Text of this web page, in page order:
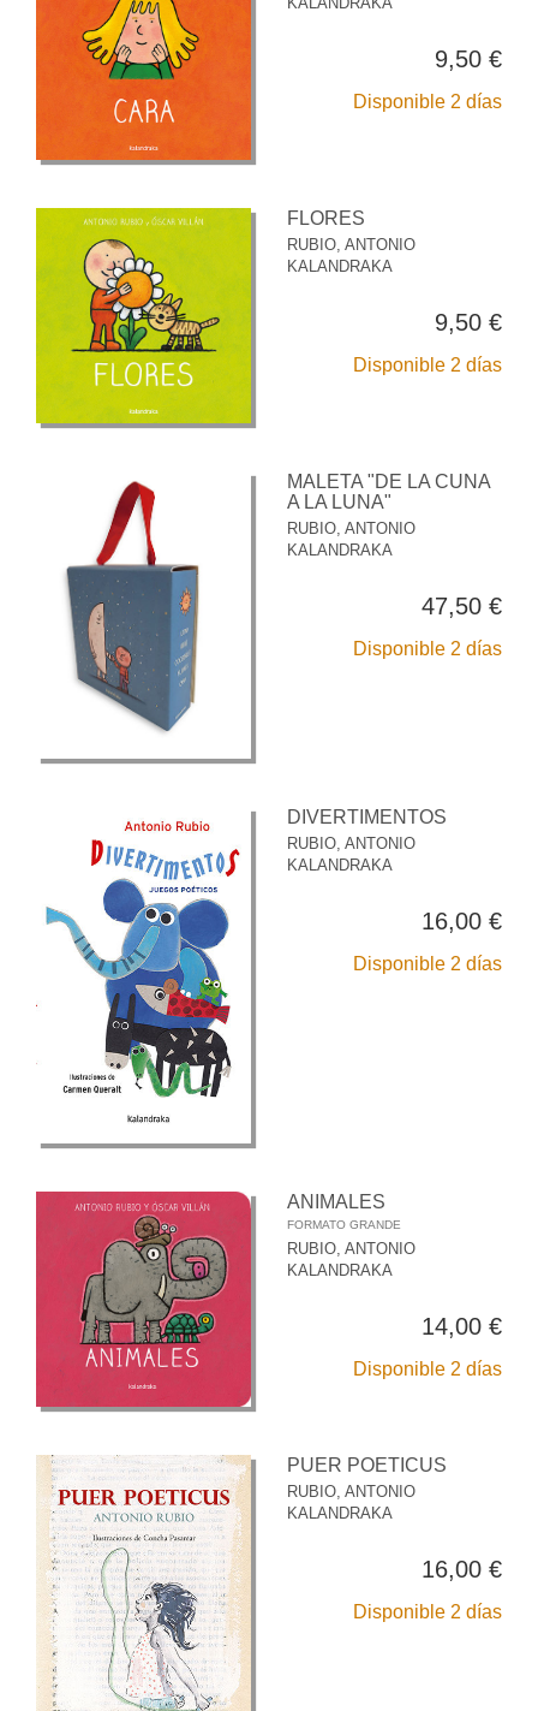
9,50 €
Disponible 2 días
FLORES
RUBIO, ANTONIO
KALANDRAKA
9,50 €
Disponible 2 días
MALETA "DE LA CUNA
A LA LUNA"
RUBIO, ANTONIO
KALANDRAKA
47,50 €
Disponible 2 días
DIVERTIMENTOS
RUBIO, ANTONIO
KALANDRAKA
16,00 €
Disponible 2 días
ANIMALES
FORMATO GRANDE
RUBIO, ANTONIO
KALANDRAKA
14,00 €
Disponible 2 días
PUER POETICUS
RUBIO, ANTONIO
KALANDRAKA
16,00 €
Disponible 2 días